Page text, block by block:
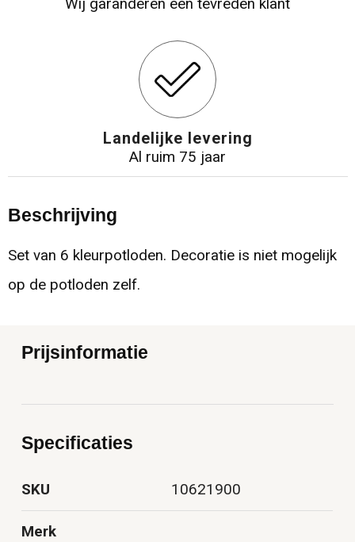
Wij garanderen een tevreden klant
Landelijke levering
Al ruim 75 jaar
Beschrijving
Set van 6 kleurpotloden. Decoratie is niet mogelijk
op de potloden zelf.
Prijsinformatie
Specificaties
SKU 10621900
Merk